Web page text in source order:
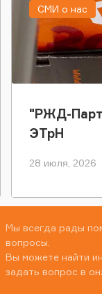
"РЖД-
ЭТрН
28 июля, 2026
СМИ о нас
Мы всегда рады
вопросы.
Вы можете найти
задать вопрос в